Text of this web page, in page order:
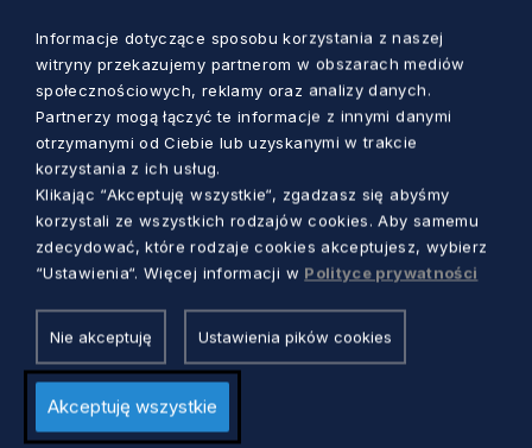
3 października, sobota, godz. 15.00 –
Wybrane zagadnienia z dziejów świątyni przy
ul. Łąkowej na podstawie zachowanej
dokumentacji archiwalnej i fotograficznej,
prowadzenie: Anna Dymek (wykład),
8 października, czwartek, godz. 17.00 –
Ukryta architektura Dolnego Miasta,
prowadzenie: Marek Z. Barański.
Biskupia Górka
10 października, sobota 12.00 – Literacka
Biskupia Górka na podstawie książek Brunona
Informacje dotyczące sposobu korzystania z naszej
witryny przekazujemy partnerom w obszarach mediów
społecznościowych, reklamy oraz analizy danych.
Partnerzy mogą łączyć te informacje z innymi danymi
otrzymanymi od Ciebie lub uzyskanymi w trakcie
korzystania z ich usług.
Klikając “Akceptuję wszystkie“, zgadzasz się abyśmy
korzystali ze wszystkich rodzajów cookies. Aby samemu
zdecydować, które rodzaje cookies akceptujesz, wybierz
“Ustawienia“. Więcej informacji w Polityce prywatności
Nie akceptuję Ustawienia pików cookies
Akceptuję wszystkie